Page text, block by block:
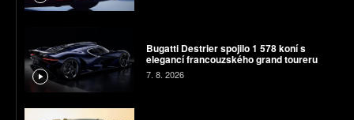
Bugatti Destrier spojilo 1 578 koní s
elegancí francouzského grand toureru
7. 8. 2026